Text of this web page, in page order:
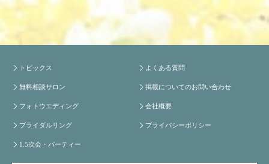
トピックス
無料相談サロン
フォトウエディング
ブライダルリング
1.5次会・パーティー
よくある質問
掲載についてのお問い合わせ
会社概要
プライバシーポリシー